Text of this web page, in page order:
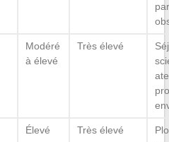
Modéré
à élevé
Très élevé
Élevé Très élevé